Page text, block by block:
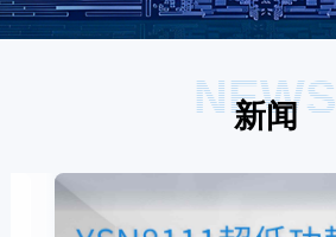
NEWS
新闻